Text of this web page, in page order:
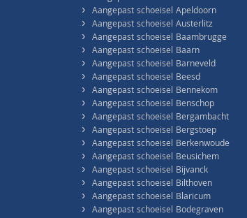
› Aangepast schoeisel Apeldoorn
› Aangepast schoeisel Austerlitz
› Aangepast schoeisel Baambrugge
› Aangepast schoeisel Baarn
› Aangepast schoeisel Barneveld
› Aangepast schoeisel Beesd
› Aangepast schoeisel Bennekom
› Aangepast schoeisel Benschop
› Aangepast schoeisel Bergambacht
› Aangepast schoeisel Bergstoep
› Aangepast schoeisel Berkenwoude
› Aangepast schoeisel Beusichem
› Aangepast schoeisel Bijvanck
› Aangepast schoeisel Bilthoven
› Aangepast schoeisel Blaricum
› Aangepast schoeisel Bodegraven